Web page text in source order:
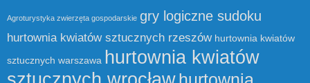
Agroturystyka zwierzęta gospodarskie gry logiczne sudoku
hurtownia kwiatów sztucznych rzeszów hurtownia kwiatów
sztucznych warszawa hurtownia kwiatów